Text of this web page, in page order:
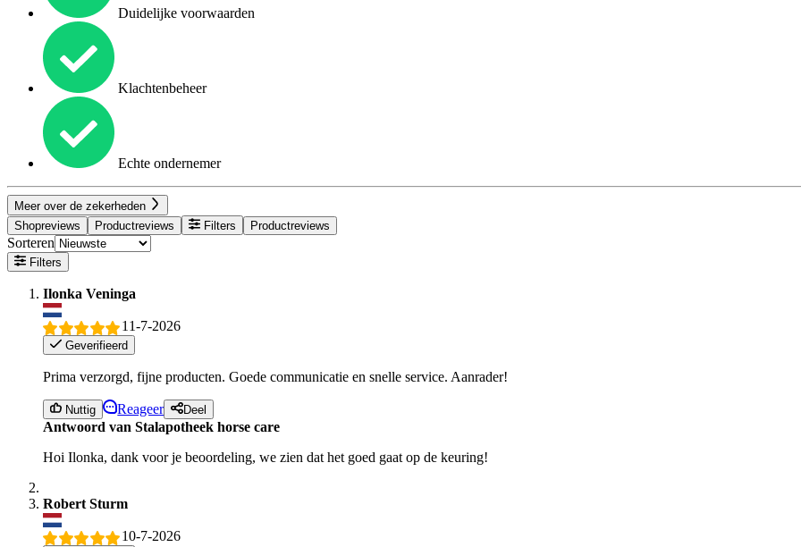
Duidelijke voorwaarden
Klachtenbeheer
Echte ondernemer
Meer over de zekerheden
Shopreviews
Productreviews Filters Productreviews
Sorteren
Filters
Ilonka Veninga
11-7-2026
Geverifieerd
Prima verzorgd, fijne producten. Goede communicatie en snelle service. Aanrader!
Nuttig Reageer Deel
Antwoord van Stalapotheek horse care
Hoi Ilonka, dank voor je beoordeling, we zien dat het goed gaat op de keuring!
Robert Sturm
10-7-2026